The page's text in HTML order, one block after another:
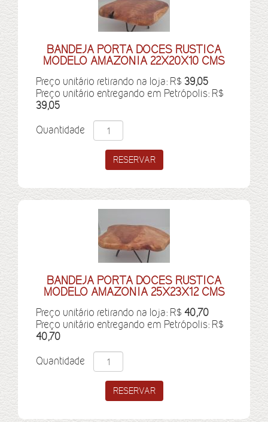
BANDEJA PORTA DOCES RUSTICA
MODELO AMAZONIA 22X20X10 CMS
Preço unitário retirando na loja: R$ 39,05
Preço unitário entregando em Petrópolis: R$
39,05
Quantidade
BANDEJA PORTA DOCES RUSTICA
MODELO AMAZONIA 25X23X12 CMS
Preço unitário retirando na loja: R$ 40,70
Preço unitário entregando em Petrópolis: R$
40,70
Quantidade